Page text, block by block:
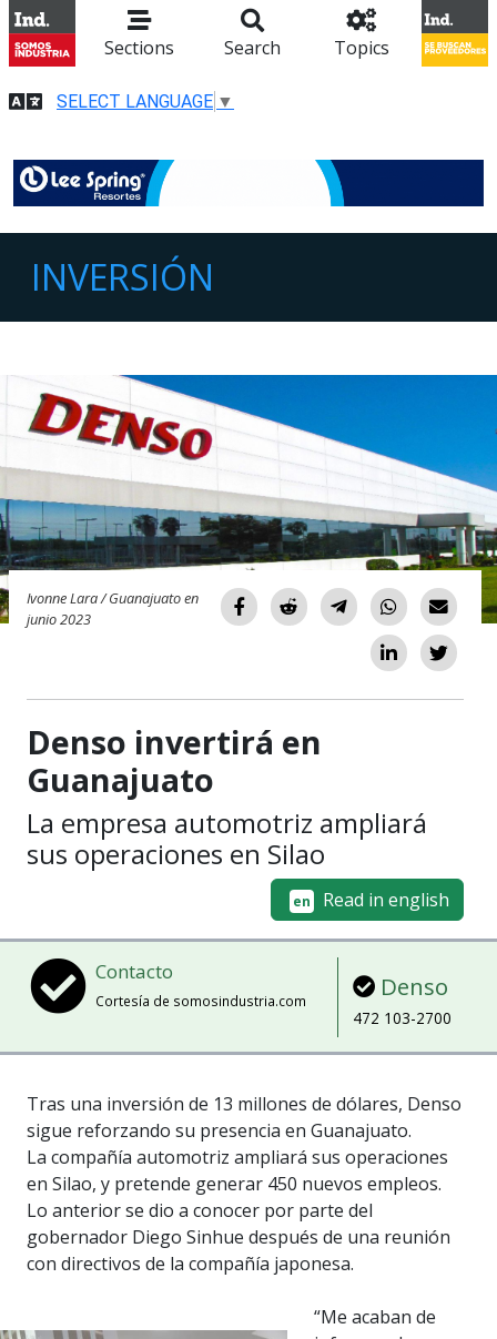
Sections Search Topics
SELECT LANGUAGE ▼
INVERSIÓN
Ivonne Lara / Guanajuato en
junio 2023
Denso invertirá en
Guanajuato
La empresa automotriz ampliará
sus operaciones en Silao
en Read in english
Contacto
Cortesía de somosindustria.com Denso
472 103-2700
Tras una inversión de 13 millones de dólares, Denso
sigue reforzando su presencia en Guanajuato.
La compañía automotriz ampliará sus operaciones
en Silao, y pretende generar 450 nuevos empleos.
Lo anterior se dio a conocer por parte del
gobernador Diego Sinhue después de una reunión
con directivos de la compañía japonesa.
“Me acaban de